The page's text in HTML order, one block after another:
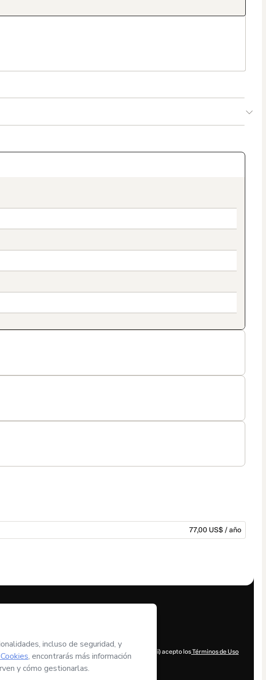
77,00 US$ / año
responsabilidad por el contenido y/o control sobre él; (ii) acepto losTérminos de Uso